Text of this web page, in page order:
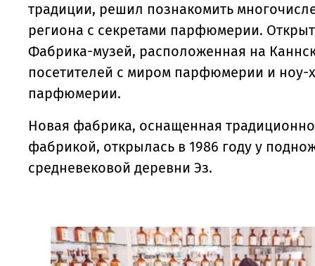
традиции, решил познакомить
региона с секретами парфюмерии.
Фабрика-музей, расположенная на
посетителей с миром парфюмерии и ноу-
парфюмерии.
Новая фабрика, оснащенная
фабрикой, открылась в 1986 году у
средневековой деревни Эз.